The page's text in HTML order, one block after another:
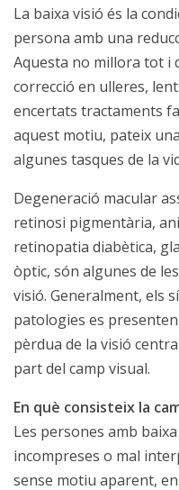
La baixa visió és la
persona amb una
Aquesta no millora tot i
correcció en ulleres,
encertats tractaments
aquest motiu, pateix
algunes tasques de la
Degeneració macular
retinosi pigmentària,
retinopatia diabètica,
òptic, són algunes de
visió. Generalment, els
patologies es
pèrdua de la visió
part del camp visual.
En què consisteix la
Les persones amb
incompreses o mal
sense motiu aparent,